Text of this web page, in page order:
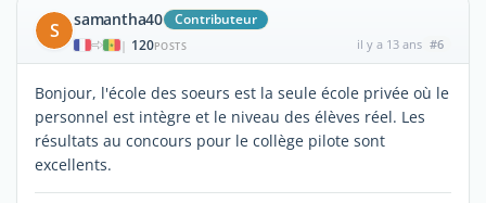
S samantha40 Contributeur
| 120POSTS il y a 13 ans #6
Bonjour, l'école des soeurs est la seule école privée où le
personnel est intègre et le niveau des élèves réel. Les
résultats au concours pour le collège pilote sont
excellents.